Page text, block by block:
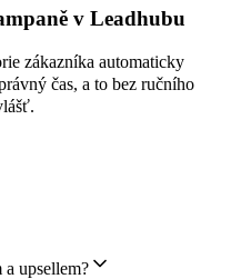
v Leadhubu
zákazníka automaticky
čas, a to bez ručního
upsellеm?